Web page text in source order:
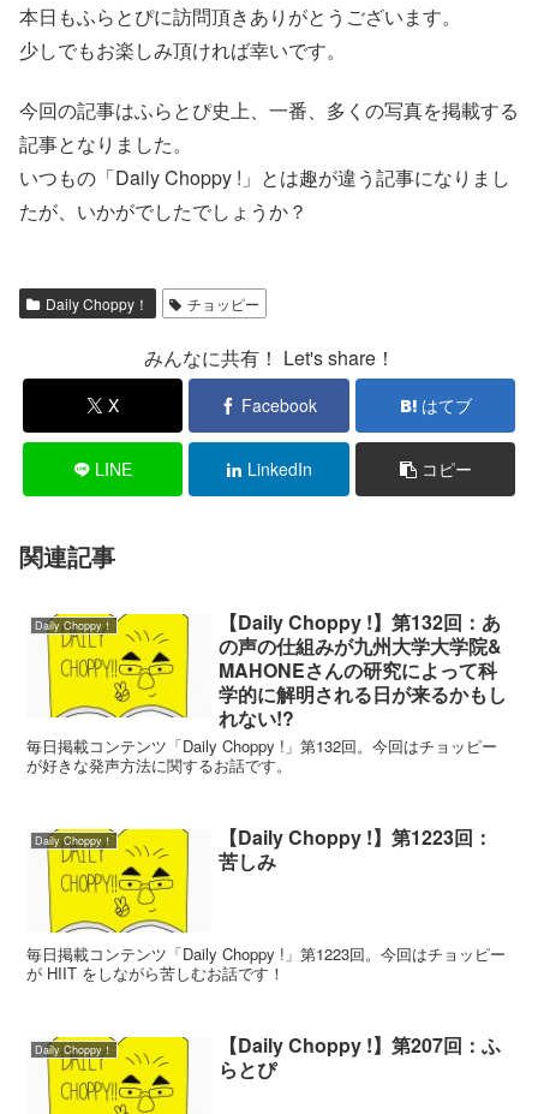
本日もふらとぴに訪問頂きありがとうございます。
少しでもお楽しみ頂ければ幸いです。
今回の記事はふらとぴ史上、一番、多くの写真を掲載する
記事となりました。
いつもの「Daily Choppy !」とは趣が違う記事になりまし
たが、いかがでしたでしょうか？
Daily Choppy！ チョッピー
みんなに共有！ Let's share！
X Facebook はてブ
LINE LinkedIn コピー
関連記事
Daily Choppy！
【Daily Choppy !】第132回：あ
の声の仕組みが九州大学大学院&
MAHONEさんの研究によって科
学的に解明される日が来るかもし
れない!?
毎日掲載コンテンツ「Daily Choppy !」第132回。今回はチョッピー
が好きな発声方法に関するお話です。
Daily Choppy！
【Daily Choppy !】第1223回：
苦しみ
毎日掲載コンテンツ「Daily Choppy !」第1223回。今回はチョッピー
が HIIT をしながら苦しむお話です！
Daily Choppy！
【Daily Choppy !】第207回：ふ
らとぴ